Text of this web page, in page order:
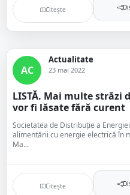
Citește
AC
Actualitate
23 mai 2022
LISTĂ. Mai multe străzi
vor fi lăsate fără curent
Societatea de Distribuție a
alimentării cu energie electrică în
Ma...
Citește